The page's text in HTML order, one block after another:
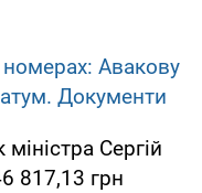
Авакову
Документи
Сергій
817,13 грн